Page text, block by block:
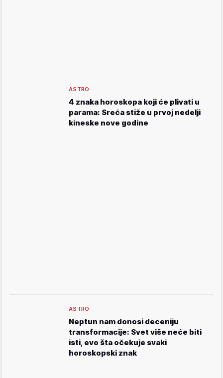
ASTRO
4 znaka horoskopa koji će plivati u
parama: Sreća stiže u prvoj nedelji
kineske nove godine
ASTRO
Neptun nam donosi deceniju
transformacije: Svet više neće biti
isti, evo šta očekuje svaki
horoskopski znak